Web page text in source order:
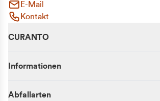
E-Mail
Kontakt
CURANTO
Informationen
Abfallarten